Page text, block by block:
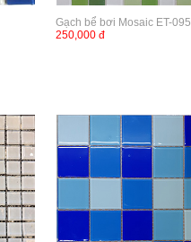
Gạch bể bơi Mosaic ET-095
250,000 đ